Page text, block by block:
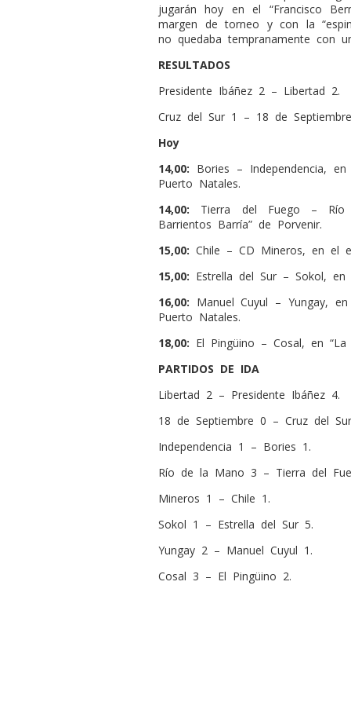
jugarán hoy en el “Francisco
margen de torneo y con la
no quedaba tempranamente con
RESULTADOS
Presidente Ibáñez 2 – Libertad 2.
Cruz del Sur 1 – 18 de
Hoy
14,00: Bories – Independencia,
Puerto Natales.
14,00: Tierra del Fuego – Río
Barrientos Barría” de Porvenir.
15,00: Chile – CD Mineros, en el
15,00: Estrella del Sur – Sokol, en
16,00: Manuel Cuyul – Yungay,
Puerto Natales.
18,00: El Pingüino – Cosal, en “La
PARTIDOS DE IDA
Libertad 2 – Presidente Ibáñez 4.
18 de Septiembre 0 – Cruz del
Independencia 1 – Bories 1.
Río de la Mano 3 – Tierra del
Mineros 1 – Chile 1.
Sokol 1 – Estrella del Sur 5.
Yungay 2 – Manuel Cuyul 1.
Cosal 3 – El Pingüino 2.